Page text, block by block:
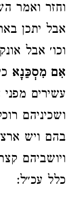
וחזר ואמר
אבל יתכן
וכו׳ אבל
אִם מִסְכֵּנָא
עשירים מפני
ושכיניהם
בהם ויש
ויושביהם
כלל עכ״ל: